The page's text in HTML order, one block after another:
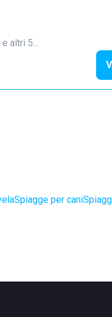
·e altri 5…
Spiagge per cani